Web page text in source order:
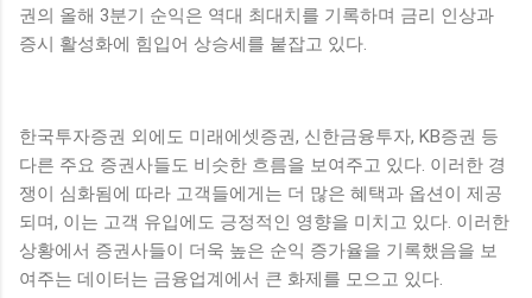
권의 올해 3분기 순익은 역대 최대치를 기록하며 금리 인상과
증시 활성화에 힘입어 상승세를 붙잡고 있다.
한국투자증권 외에도 미래에셋증권, 신한금융투자, KB증권 등
다른 주요 증권사들도 비슷한 흐름을 보여주고 있다. 이러한 경
쟁이 심화됨에 따라 고객들에게는 더 많은 혜택과 옵션이 제공
되며, 이는 고객 유입에도 긍정적인 영향을 미치고 있다. 이러한
상황에서 증권사들이 더욱 높은 순익 증가율을 기록했음을 보
여주는 데이터는 금융업계에서 큰 화제를 모으고 있다.